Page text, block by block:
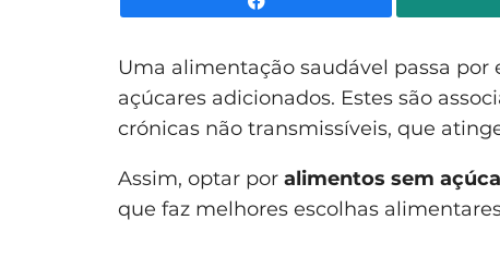
Uma alimentação saudável passa
açúcares adicionados. Estes são
crónicas não transmissíveis, que
Assim, optar por alimentos sem
que faz melhores escolhas